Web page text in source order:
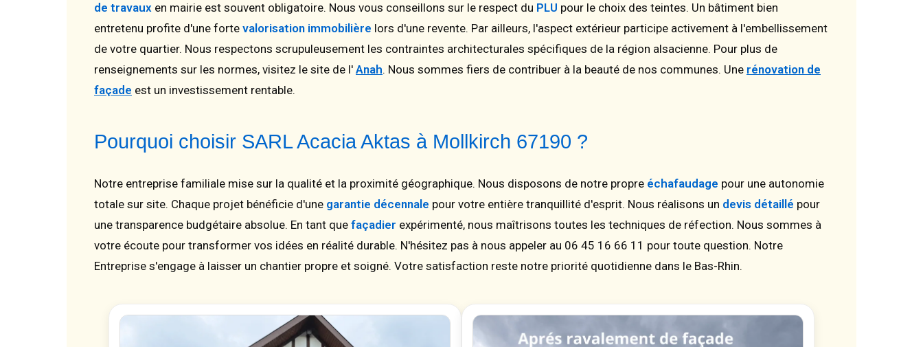
de travaux en mairie est souvent obligatoire. Nous vous conseillons sur le respect du PLU pour le choix des teintes. Un bâtiment bien
entretenu profite d'une forte valorisation immobilière lors d'une revente. Par ailleurs, l'aspect extérieur participe activement à l'embellissement
de votre quartier. Nous respectons scrupuleusement les contraintes architecturales spécifiques de la région alsacienne. Pour plus de
renseignements sur les normes, visitez le site de l' Anah. Nous sommes fiers de contribuer à la beauté de nos communes. Une rénovation de
façade est un investissement rentable.
Pourquoi choisir SARL Acacia Aktas à Mollkirch 67190 ?
Notre entreprise familiale mise sur la qualité et la proximité géographique. Nous disposons de notre propre échafaudage pour une autonomie
totale sur site. Chaque projet bénéficie d'une garantie décennale pour votre entière tranquillité d'esprit. Nous réalisons un devis détaillé pour
une transparence budgétaire absolue. En tant que façadier expérimenté, nous maîtrisons toutes les techniques de réfection. Nous sommes à
votre écoute pour transformer vos idées en réalité durable. N'hésitez pas à nous appeler au 06 45 16 66 11 pour toute question. Notre
Entreprise s'engage à laisser un chantier propre et soigné. Votre satisfaction reste notre priorité quotidienne dans le Bas-Rhin.